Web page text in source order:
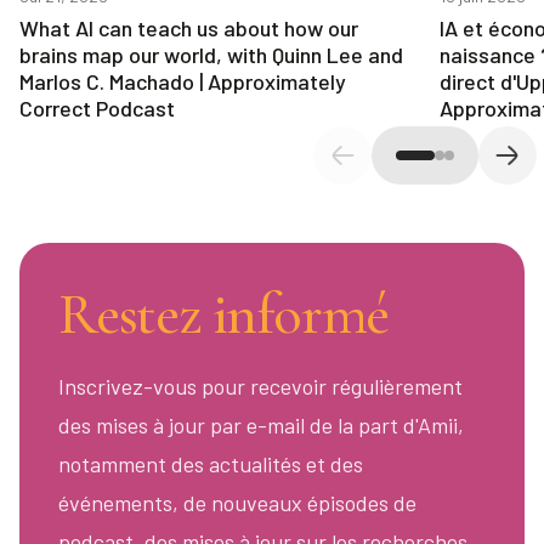
What AI can teach us about how our
brains map our world, with Quinn Lee and
Marlos C. Machado | Approximately
Correct Podcast
IA et
naissance
direct
Diapositive précédente
Restez informé
Inscrivez-vous pour recevoir régulièrement
des mises à jour par e-mail de la part d'Amii,
notamment des actualités et des
événements, de nouveaux épisodes de